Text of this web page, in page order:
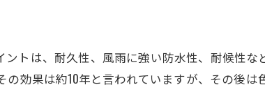
トは、耐久性、風雨に強い防水性、耐候性
効果は約10年と言われていますが、その後